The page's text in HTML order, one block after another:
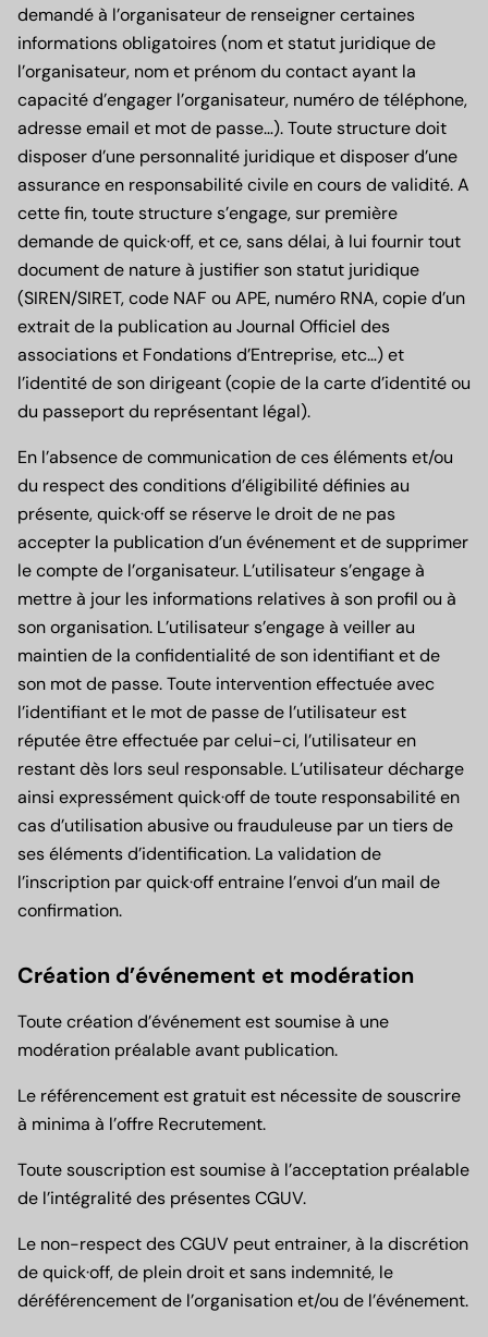
demandé à l’organisateur de renseigner certaines
informations obligatoires (nom et statut juridique de
l’organisateur, nom et prénom du contact ayant la
capacité d’engager l’organisateur, numéro de téléphone,
adresse email et mot de passe…). Toute structure doit
disposer d’une personnalité juridique et disposer d’une
assurance en responsabilité civile en cours de validité. A
cette fin, toute structure s’engage, sur première
demande de quick·off, et ce, sans délai, à lui fournir tout
document de nature à justifier son statut juridique
(SIREN/SIRET, code NAF ou APE, numéro RNA, copie d’un
extrait de la publication au Journal Officiel des
associations et Fondations d’Entreprise, etc…) et
l’identité de son dirigeant (copie de la carte d’identité ou
du passeport du représentant légal).
En l’absence de communication de ces éléments et/ou
du respect des conditions d’éligibilité définies au
présente, quick·off se réserve le droit de ne pas
accepter la publication d’un événement et de supprimer
le compte de l’organisateur. L’utilisateur s’engage à
mettre à jour les informations relatives à son profil ou à
son organisation. L’utilisateur s’engage à veiller au
maintien de la confidentialité de son identifiant et de
son mot de passe. Toute intervention effectuée avec
l’identifiant et le mot de passe de l’utilisateur est
réputée être effectuée par celui-ci, l’utilisateur en
restant dès lors seul responsable. L’utilisateur décharge
ainsi expressément quick·off de toute responsabilité en
cas d’utilisation abusive ou frauduleuse par un tiers de
ses éléments d’identification. La validation de
l’inscription par quick·off entraine l’envoi d’un mail de
confirmation.
Création d’événement et modération
Toute création d’événement est soumise à une
modération préalable avant publication.
Le référencement est gratuit est nécessite de souscrire
à minima à l’offre Recrutement.
Toute souscription est soumise à l’acceptation préalable
de l’intégralité des présentes CGUV.
Le non-respect des CGUV peut entrainer, à la discrétion
de quick·off, de plein droit et sans indemnité, le
déréférencement de l’organisation et/ou de l’événement.